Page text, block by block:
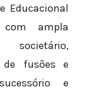
Educacional
com ampla
de fusões e
e